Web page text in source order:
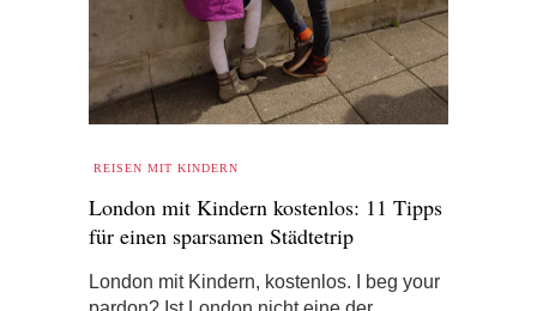
REISEN MIT KINDERN
London mit Kindern kostenlos: 11 Tipps
für einen sparsamen Städtetrip
London mit Kindern, kostenlos. I beg your